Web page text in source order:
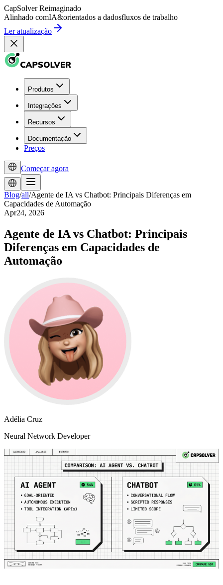
CapSolver Reimaginado
Alinhado comIA&orientados a dadosfluxos de trabalho
Ler atualização
Produtos
Integrações
Recursos
Documentação
Preços
Começar agora
Blog/all/Agente de IA vs Chatbot: Principais Diferenças em
Capacidades de Automação
Apr24, 2026
Agente de IA vs Chatbot: Principais
Diferenças em Capacidades de
Automação
Adélia Cruz
Neural Network Developer